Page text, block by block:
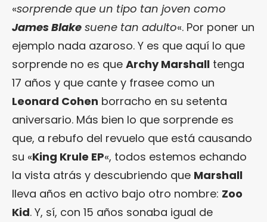
«sorprende que un tipo tan joven como
James Blake suene tan adulto«. Por poner un
ejemplo nada azaroso. Y es que aquí lo que
sorprende no es que Archy Marshall tenga
17 años y que cante y frasee como un
Leonard Cohen borracho en su setenta
aniversario. Más bien lo que sorprende es
que, a rebufo del revuelo que está causando
su «King Krule EP«, todos estemos echando
la vista atrás y descubriendo que Marshall
lleva años en activo bajo otro nombre: Zoo
Kid. Y, sí, con 15 años sonaba igual de